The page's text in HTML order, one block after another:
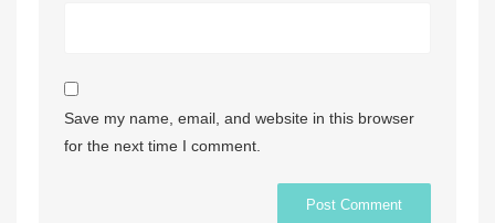
Save my name, email, and website in this browser
for the next time I comment.